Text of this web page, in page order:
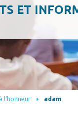
ET
l’honneur adam